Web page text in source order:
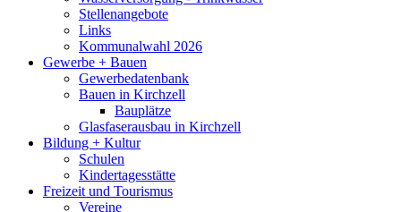
Stellenangebote
Links
Kommunalwahl 2026
Gewerbe + Bauen
Gewerbedatenbank
Bauen in Kirchzell
Bauplätze
Glasfaserausbau in Kirchzell
Bildung + Kultur
Schulen
Kindertagesstätte
Freizeit und Tourismus
Vereine